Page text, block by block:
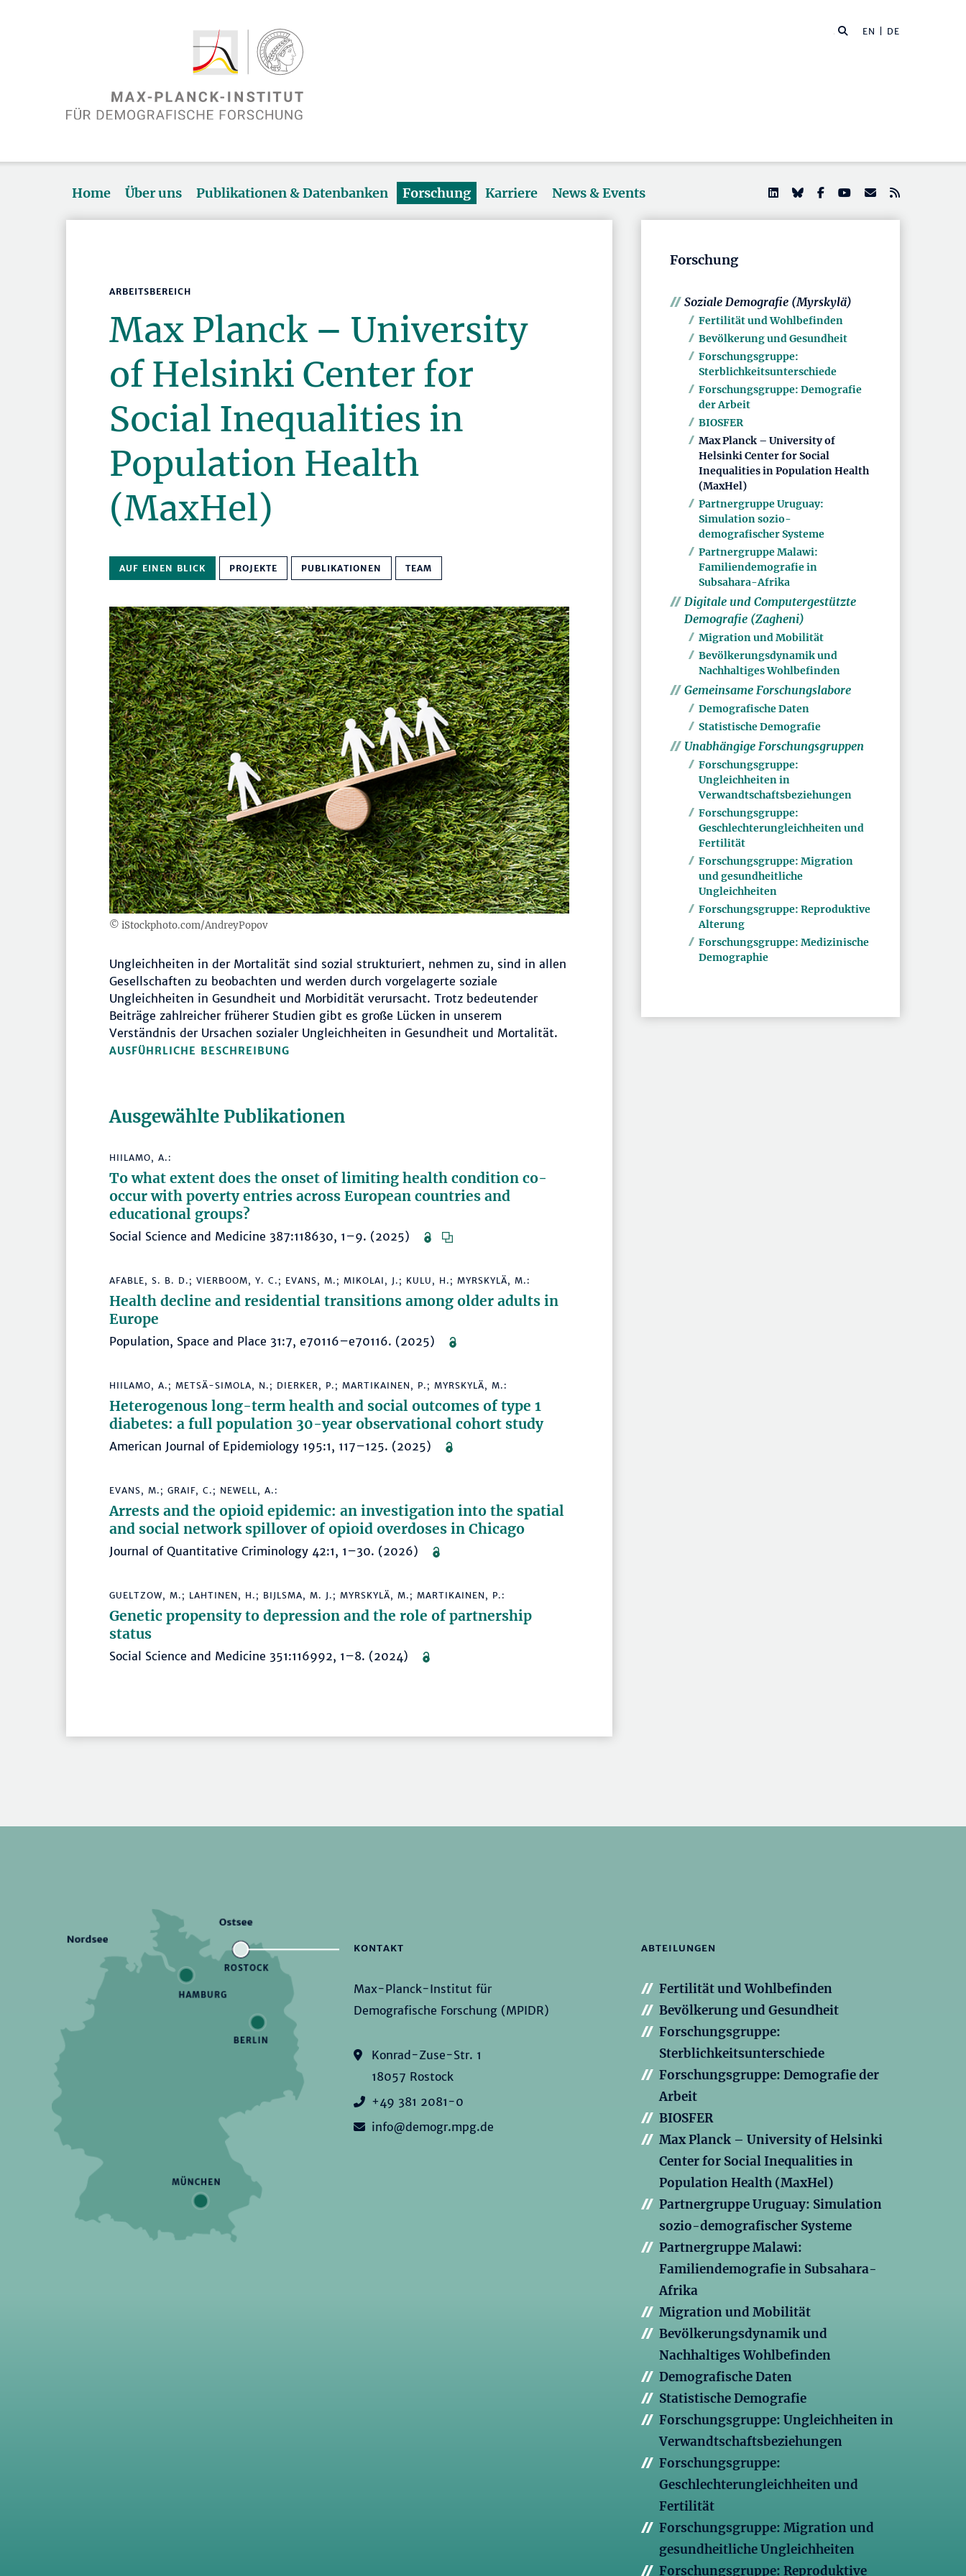
EN | DE
Home Über uns Publikationen & Datenbanken Forschung Karriere News & Events
ARBEITSBEREICH
Max Planck – University
of Helsinki Center for
Social Inequalities in
Population Health
(MaxHel)
AUF EINEN BLICK PROJEKTE PUBLIKATIONEN TEAM
© iStockphoto.com/AndreyPopov
Ungleichheiten in der Mortalität sind sozial strukturiert, nehmen zu, sind in allen
Gesellschaften zu beobachten und werden durch vorgelagerte soziale
Ungleichheiten in Gesundheit und Morbidität verursacht. Trotz bedeutender
Beiträge zahlreicher früherer Studien gibt es große Lücken in unserem
Verständnis der Ursachen sozialer Ungleichheiten in Gesundheit und Mortalität.
AUSFÜHRLICHE BESCHREIBUNG
Ausgewählte Publikationen
HIILAMO, A.:
To what extent does the onset of limiting health condition co-
occur with poverty entries across European countries and
educational groups?
Social Science and Medicine 387:118630, 1–9. (2025)
AFABLE, S. B. D.; VIERBOOM, Y. C.; EVANS, M.; MIKOLAI, J.; KULU, H.; MYRSKYLÄ, M.:
Health decline and residential transitions among older adults in
Europe
Population, Space and Place 31:7, e70116–e70116. (2025)
HIILAMO, A.; METSÄ-SIMOLA, N.; DIERKER, P.; MARTIKAINEN, P.; MYRSKYLÄ, M.:
Heterogenous long-term health and social outcomes of type 1
diabetes: a full population 30-year observational cohort study
American Journal of Epidemiology 195:1, 117–125. (2025)
EVANS, M.; GRAIF, C.; NEWELL, A.:
Arrests and the opioid epidemic: an investigation into the spatial
and social network spillover of opioid overdoses in Chicago
Journal of Quantitative Criminology 42:1, 1–30. (2026)
GUELTZOW, M.; LAHTINEN, H.; BIJLSMA, M. J.; MYRSKYLÄ, M.; MARTIKAINEN, P.:
Genetic propensity to depression and the role of partnership
status
Social Science and Medicine 351:116992, 1–8. (2024)
Forschung
Soziale Demografie (Myrskylä)
Fertilität und Wohlbefinden
Bevölkerung und Gesundheit
Forschungsgruppe:
Sterblichkeitsunterschiede
Forschungsgruppe: Demografie
der Arbeit
BIOSFER
Max Planck – University of
Helsinki Center for Social
Inequalities in Population Health
(MaxHel)
Partnergruppe Uruguay:
Simulation sozio-
demografischer Systeme
Partnergruppe Malawi:
Familiendemografie in
Subsahara-Afrika
Digitale und Computergestützte
Demografie (Zagheni)
Migration und Mobilität
Bevölkerungsdynamik und
Nachhaltiges Wohlbefinden
Gemeinsame Forschungslabore
Demografische Daten
Statistische Demografie
Unabhängige Forschungsgruppen
Forschungsgruppe:
Ungleichheiten in
Verwandtschaftsbeziehungen
Forschungsgruppe:
Geschlechterungleichheiten und
Fertilität
Forschungsgruppe: Migration
und gesundheitliche
Ungleichheiten
Forschungsgruppe: Reproduktive
Alterung
Forschungsgruppe: Medizinische
Demographie
KONTAKT
Max-Planck-Institut für
Demografische Forschung (MPIDR)
Konrad-Zuse-Str. 1
18057 Rostock
+49 381 2081-0
info@demogr.mpg.de
ABTEILUNGEN
Fertilität und Wohlbefinden
Bevölkerung und Gesundheit
Forschungsgruppe:
Sterblichkeitsunterschiede
Forschungsgruppe: Demografie der
Arbeit
BIOSFER
Max Planck – University of Helsinki
Center for Social Inequalities in
Population Health (MaxHel)
Partnergruppe Uruguay: Simulation
sozio-demografischer Systeme
Partnergruppe Malawi:
Familiendemografie in Subsahara-
Afrika
Migration und Mobilität
Bevölkerungsdynamik und
Nachhaltiges Wohlbefinden
Demografische Daten
Statistische Demografie
Forschungsgruppe: Ungleichheiten in
Verwandtschaftsbeziehungen
Forschungsgruppe:
Geschlechterungleichheiten und
Fertilität
Forschungsgruppe: Migration und
gesundheitliche Ungleichheiten
Forschungsgruppe: Reproduktive